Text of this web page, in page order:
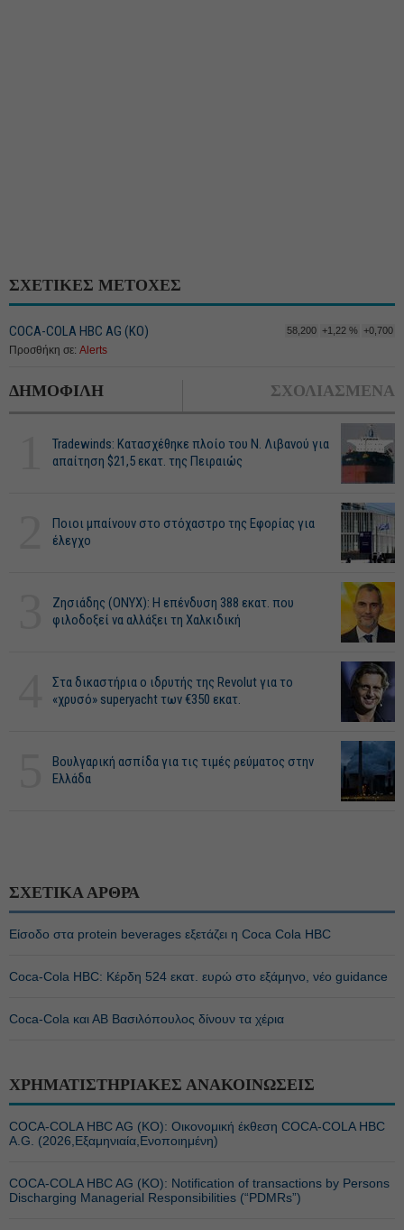
ΣΧΕΤΙΚΕΣ ΜΕΤΟΧΕΣ
COCA-COLA HBC AG (ΚΟ) 58,200 +1,22 % +0,700
Προσθήκη σε: Alerts
ΔΗΜΟΦΙΛΗ ΣΧΟΛΙΑΣΜΕΝΑ
Tradewinds: Κατασχέθηκε πλοίο του Ν. Λιβανού για
απαίτηση $21,5 εκατ. της Πειραιώς
Ποιοι μπαίνουν στο στόχαστρο της Εφορίας για
έλεγχο
Ζησιάδης (ONYX): Η επένδυση 388 εκατ. που
φιλοδοξεί να αλλάξει τη Χαλκιδική
Στα δικαστήρια ο ιδρυτής της Revolut για το
«χρυσό» superyacht των €350 εκατ.
Βουλγαρική ασπίδα για τις τιμές ρεύματος στην
Ελλάδα
ΣΧΕΤΙΚΑ ΑΡΘΡΑ
Είσοδο στα protein beverages εξετάζει η Coca Cola HBC
Coca-Cola HBC: Κέρδη 524 εκατ. ευρώ στο εξάμηνο, νέο guidance
Coca-Cola και ΑΒ Βασιλόπουλος δίνουν τα χέρια
ΧΡΗΜΑΤΙΣΤΗΡΙΑΚΕΣ ΑΝΑΚΟΙΝΩΣΕΙΣ
COCA-COLA HBC AG (ΚΟ): Οικονομική έκθεση COCA-COLA HBC
A.G. (2026,Εξαμηνιαία,Ενοποιημένη)
COCA-COLA HBC AG (ΚΟ): Notification of transactions by Persons
Discharging Managerial Responsibilities (“PDMRs”)